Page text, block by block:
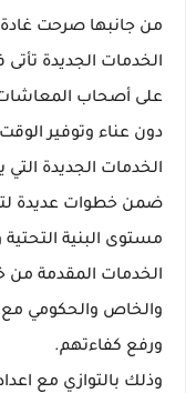
من جانبها صرحت غادة
الخدمات الجديدة
على أصحاب
دون عناء وتوفير
الخدمات الجديدة
ضمن خطوات عديدة
مستوى البنية
الخدمات المقدمة من
والخاص والحكومي مع
ورفع كفاءتهم.
وذلك بالتوازي مع